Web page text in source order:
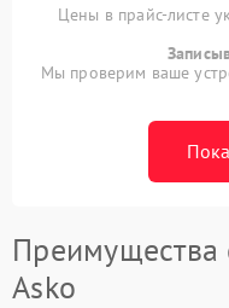
Цены в прайс-листе
Мы проверим ваше
Преимущества
Asko